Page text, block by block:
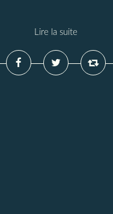
Lire la suite